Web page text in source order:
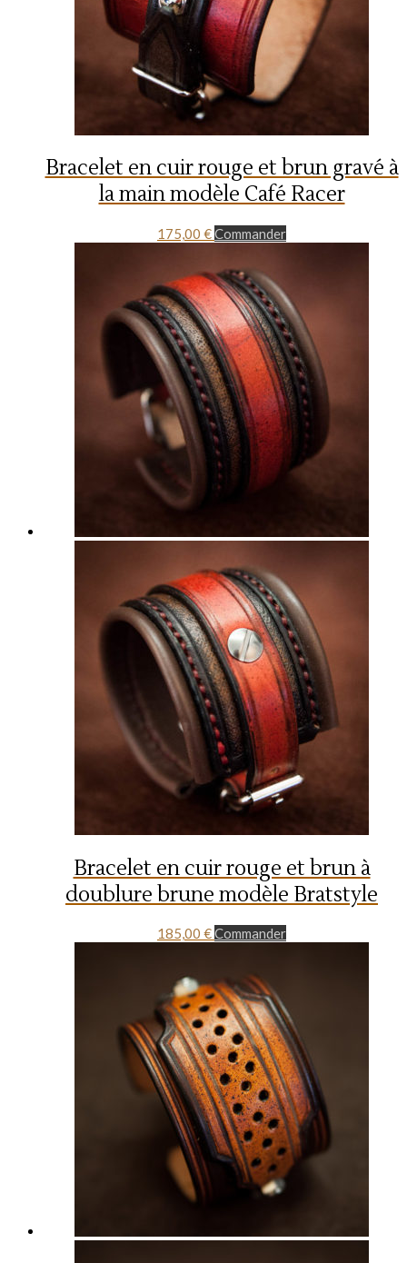
Bracelet en cuir rouge et brun gravé à
la main modèle Café Racer
175,00 €Commander
Bracelet en cuir rouge et brun à
doublure brune modèle Bratstyle
185,00 €Commander